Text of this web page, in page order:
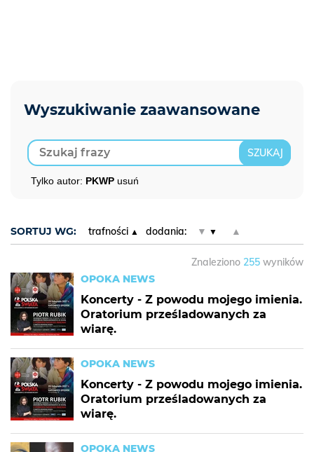
Tylko autor: PKWP usuń
SORTUJ WG: trafności dodania: ▼ ▲
Znaleziono 255 wyników
OPOKA NEWS
Koncerty - Z powodu mojego imienia.
Oratorium prześladowanych za
wiarę.
OPOKA NEWS
Koncerty - Z powodu mojego imienia.
Oratorium prześladowanych za
wiarę.
OPOKA NEWS